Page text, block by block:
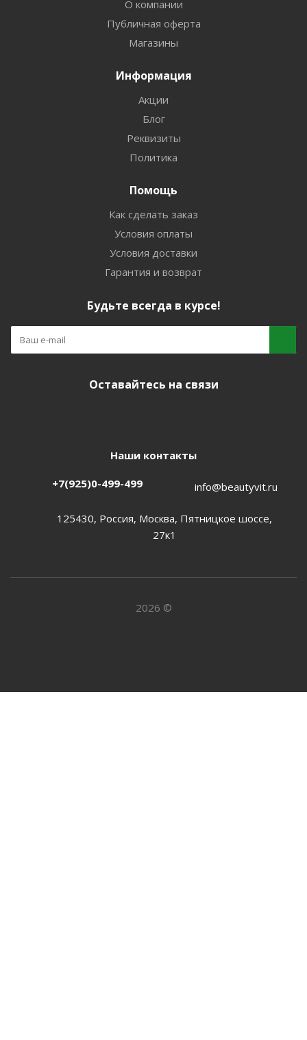
О компании
Публичная оферта
Магазины
Информация
Акции
Блог
Реквизиты
Политика
Помощь
Как сделать заказ
Условия оплаты
Условия доставки
Гарантия и возврат
Будьте всегда в курсе!
Оставайтесь на связи
Наши контакты
+7(925)0-499-499 info@beautyvit.ru
125430, Россия, Москва, Пятницкое шоссе,
27к1
2026 ©